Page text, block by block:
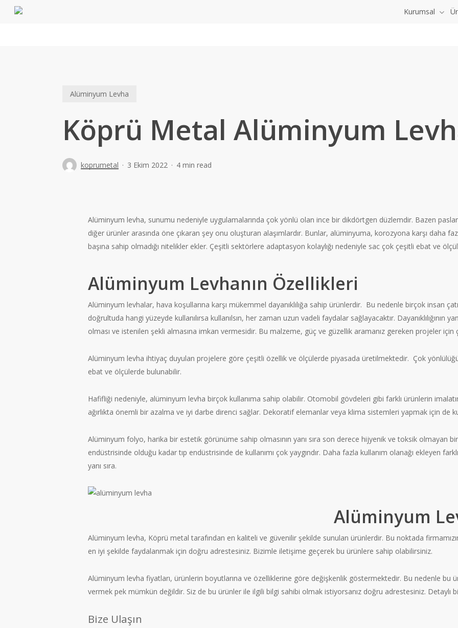
Kurumsal
Alüminyum Levha
Köprü Metal Alüminyum
koprumetal 3 Ekim 2022 4 min read
Alüminyum levha, sunumu nedeniyle uygulamalarında çok yönlü olan ince bir dikdörtgen düzlemdir. Bazen
diğer ürünler arasında öne çıkaran şey onu oluşturan alaşımlardır. Bunlar, alüminyuma, korozyona karşı daha
başına sahip olmadığı nitelikler ekler. Çeşitli sektörlere adaptasyon kolaylığı nedeniyle sac çok çeşitli ebat ve
Alüminyum Levhanın Özellikleri
Alüminyum levhalar, hava koşullarına karşı mükemmel dayanıklılığa sahip ürünlerdir. Bu nedenle birçok insan
doğrultuda hangi yüzeyde kullanılırsa kullanılsın, her zaman uzun vadeli faydalar sağlayacaktır. Dayanıklılığının
olması ve istenilen şekli almasına imkan vermesidir. Bu malzeme, güç ve güzellik aramanız gereken projeler için
Alüminyum levha ihtiyaç duyulan projelere göre çeşitli özellik ve ölçülerde piyasada üretilmektedir. Çok
ebat ve ölçülerde bulunabilir.
Hafifliği nedeniyle, alüminyum levha birçok kullanıma sahip olabilir. Otomobil gövdeleri gibi farklı ürünlerin
ağırlıkta önemli bir azalma ve iyi darbe direnci sağlar. Dekoratif elemanlar veya klima sistemleri yapmak için de
Alüminyum folyo, harika bir estetik görünüme sahip olmasının yanı sıra son derece hijyenik ve toksik olmayan
endüstrisinde olduğu kadar tıp endüstrisinde de kullanımı çok yaygındır. Daha fazla kullanım olanağı ekleyen
yanı sıra.
Alüminyum
Alüminyum levha, Köprü metal tarafından en kaliteli ve güvenilir şekilde sunulan ürünlerdir. Bu noktada
en iyi şekilde faydalanmak için doğru adrestesiniz. Bizimle iletişime geçerek bu ürünlere sahip olabilirsiniz.
Alüminyum levha fiyatları, ürünlerin boyutlarına ve özelliklerine göre değişkenlik göstermektedir. Bu nedenle bu
vermek pek mümkün değildir. Siz de bu ürünler ile ilgili bilgi sahibi olmak istiyorsanız doğru adrestesiniz. Detaylı
Bize Ulaşın